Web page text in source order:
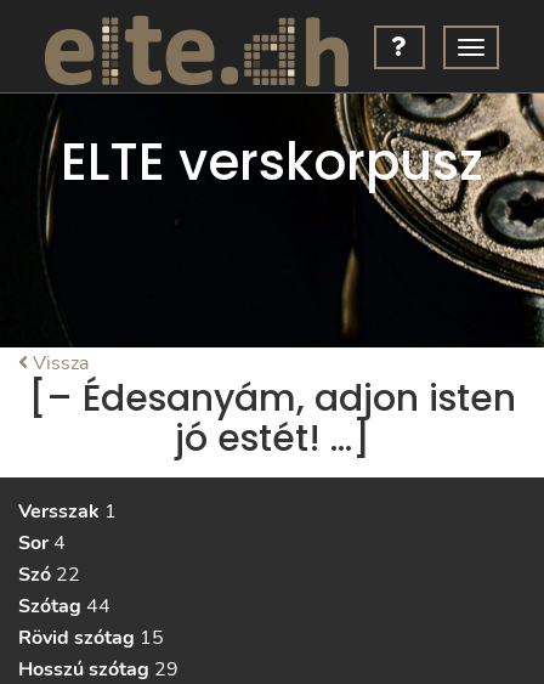
ELTE verskorpusz
Vissza
[– Édesanyám, adjon isten
jó estét! …]
Versszak 1
Sor4
Szó 22
Szótag 44
Rövid szótag 15
Hosszú szótag 29